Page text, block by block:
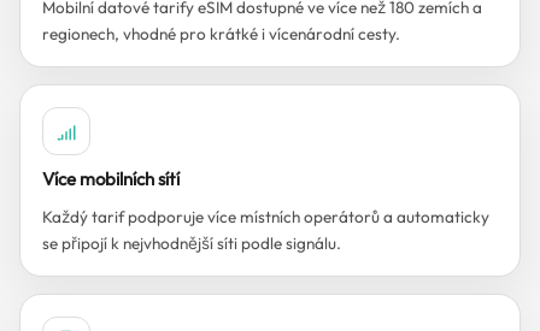
Mobilní datové tarify eSIM dostupné ve více než 180 zemích a
regionech, vhodné pro krátké i vícenárodní cesty.
Více mobilních sítí
Každý tarif podporuje více místních operátorů a automaticky
se připojí k nejvhodnější síti podle signálu.